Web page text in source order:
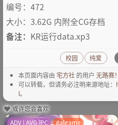
编号：472
大小：3.62G 内附全CG存档
备注： KR运行data.xp3
校园 纯爱
本页面内容由 宅方社 的用户 无路赛！
可以转载，但请务必注明来源地址：
l。
或许您会喜欢
ADV | AVG |PC galgame